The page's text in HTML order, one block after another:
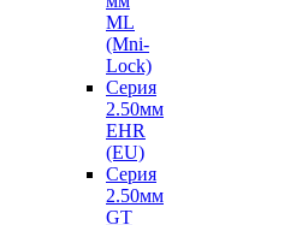
ML
(Mni-
Lock)
Серия
2.50мм
EHR
(EU)
Серия
2.50мм
GT